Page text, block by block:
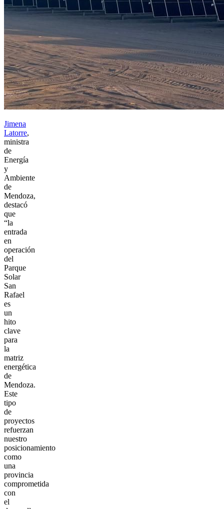
Jimena
Latorre,
ministra
de
Energía
y
Ambiente
de
Mendoza,
destacó
que
“la
entrada
en
operación
del
Parque
Solar
San
Rafael
es
un
hito
clave
para
la
matriz
energética
de
Mendoza.
Este
tipo
de
proyectos
refuerzan
nuestro
posicionamiento
como
una
provincia
comprometida
con
el